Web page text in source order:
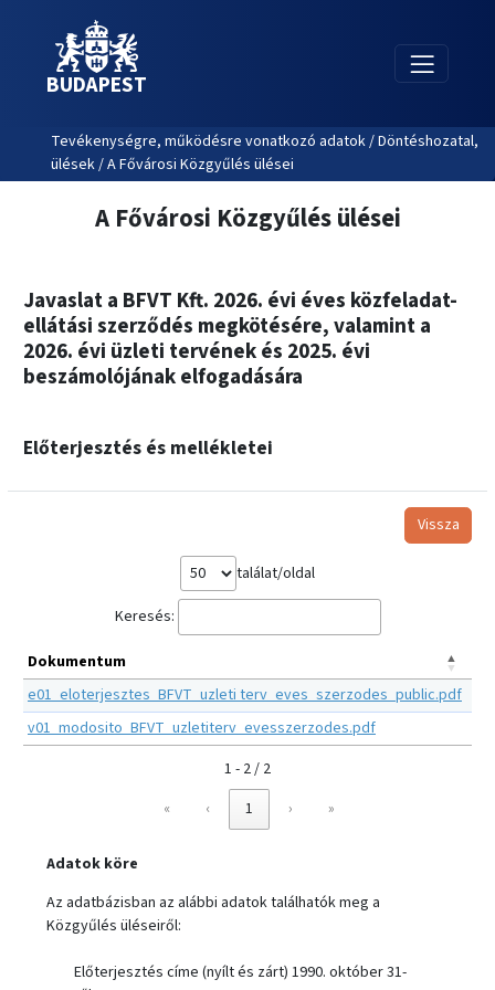
BUDAPEST
Tevékenységre, működésre vonatkozó adatok / Döntéshozatal,
ülések / A Fővárosi Közgyűlés ülései
A Fővárosi Közgyűlés ülései
Javaslat a BFVT Kft. 2026. évi éves közfeladat-
ellátási szerződés megkötésére, valamint a
2026. évi üzleti tervének és 2025. évi
beszámolójának elfogadására
Előterjesztés és mellékletei
Vissza
találat/oldal
Keresés:
Dokumentum
e01_eloterjesztes_BFVT_uzleti terv_eves_szerzodes_public.pdf
v01_modosito_BFVT_uzletiterv_evesszerzodes.pdf
1 - 2 / 2
«
‹ 1 › »
Adatok köre
Az adatbázisban az alábbi adatok találhatók meg a
Közgyűlés üléseiről:
Előterjesztés címe (nyílt és zárt) 1990. október 31-